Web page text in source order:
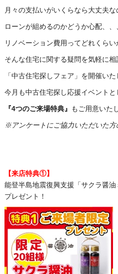
月々の支払いがいくらなら大丈夫な
ローンが組めるのかどうか心配、、
リノベーション費用ってどれくらい
そんな住宅に関する疑問を気軽に相
「中古住宅探しフェア」を開催いた
今月も中古住宅探し応援イベントと
『4つのご来場特典』 もご用意いた
※アンケートにご協力いただいた方
【来店特典①】
能登半島地震復興支援「サクラ醤
プレゼント！